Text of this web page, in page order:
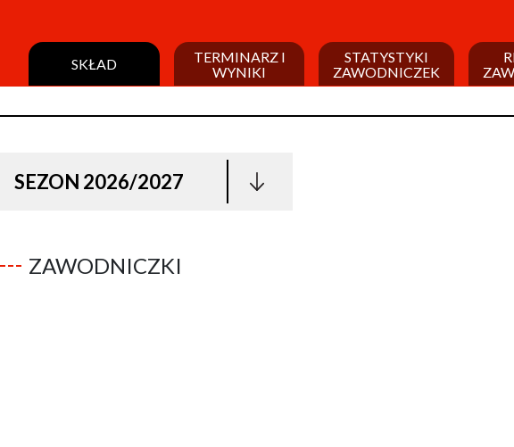
SKŁAD
TERMINARZ I
WYNIKI
STATYSTYKI
ZAWODNICZEK
SEZON 2026/2027
ZAWODNICZKI